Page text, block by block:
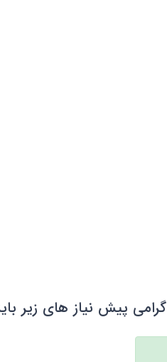
پیش نیاز های زیر